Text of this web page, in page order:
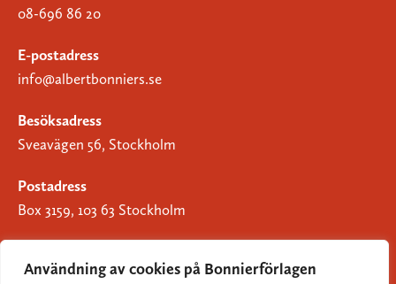
Användning av cookies på Bonnierförlagen
08-696 86 20
E-postadress
info@albertbonniers.se
Besöksadress
Sveavägen 56, Stockholm
Postadress
Box 3159, 103 63 Stockholm